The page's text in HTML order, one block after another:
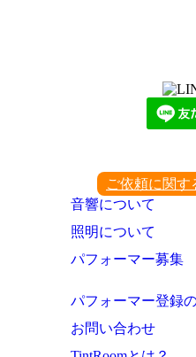
ご依頼に関す
音響について
照明について
パフォーマー募集
パフォーマー登録
お問い合わせ